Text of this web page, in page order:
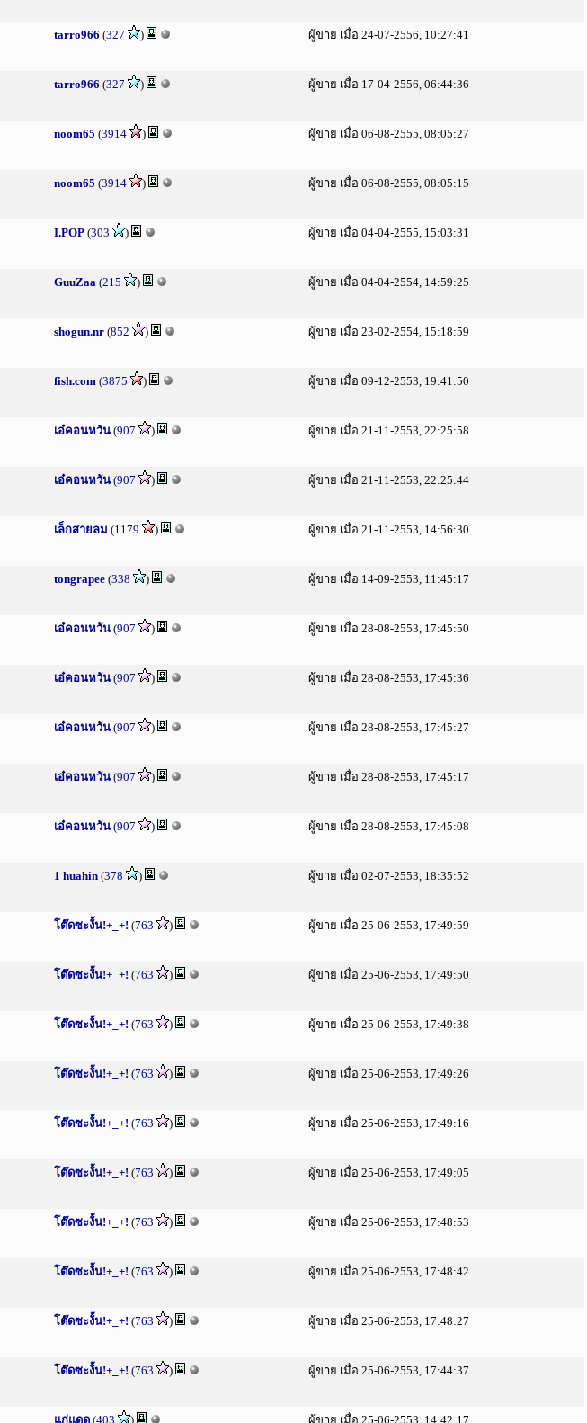
tarro966 (327 ) ผู้ขาย เมื่อ 24-07-2556, 10:27:41
tarro966 (327 ) ผู้ขาย เมื่อ 17-04-2556, 06:44:36
noom65 (3914 ) ผู้ขาย เมื่อ 06-08-2555, 08:05:27
noom65 (3914 ) ผู้ขาย เมื่อ 06-08-2555, 08:05:15
I.POP (303 ) ผู้ขาย เมื่อ 04-04-2555, 15:03:31
GuuZaa (215 ) ผู้ขาย เมื่อ 04-04-2554, 14:59:25
shogun.nr (852 ) ผู้ขาย เมื่อ 23-02-2554, 15:18:59
fish.com (3875 ) ผู้ขาย เมื่อ 09-12-2553, 19:41:50
เอ๋คอนหวัน (907 ) ผู้ขาย เมื่อ 21-11-2553, 22:25:58
เอ๋คอนหวัน (907 ) ผู้ขาย เมื่อ 21-11-2553, 22:25:44
เล็กสายลม (1179 ) ผู้ขาย เมื่อ 21-11-2553, 14:56:30
tongrapee (338 ) ผู้ขาย เมื่อ 14-09-2553, 11:45:17
เอ๋คอนหวัน (907 ) ผู้ขาย เมื่อ 28-08-2553, 17:45:50
เอ๋คอนหวัน (907 ) ผู้ขาย เมื่อ 28-08-2553, 17:45:36
เอ๋คอนหวัน (907 ) ผู้ขาย เมื่อ 28-08-2553, 17:45:27
เอ๋คอนหวัน (907 ) ผู้ขาย เมื่อ 28-08-2553, 17:45:17
เอ๋คอนหวัน (907 ) ผู้ขาย เมื่อ 28-08-2553, 17:45:08
1 huahin (378 ) ผู้ขาย เมื่อ 02-07-2553, 18:35:52
โต๊ดซะงั้น!+_+! (763 ) ผู้ขาย เมื่อ 25-06-2553, 17:49:59
โต๊ดซะงั้น!+_+! (763 ) ผู้ขาย เมื่อ 25-06-2553, 17:49:50
โต๊ดซะงั้น!+_+! (763 ) ผู้ขาย เมื่อ 25-06-2553, 17:49:38
โต๊ดซะงั้น!+_+! (763 ) ผู้ขาย เมื่อ 25-06-2553, 17:49:26
โต๊ดซะงั้น!+_+! (763 ) ผู้ขาย เมื่อ 25-06-2553, 17:49:16
โต๊ดซะงั้น!+_+! (763 ) ผู้ขาย เมื่อ 25-06-2553, 17:49:05
โต๊ดซะงั้น!+_+! (763 ) ผู้ขาย เมื่อ 25-06-2553, 17:48:53
โต๊ดซะงั้น!+_+! (763 ) ผู้ขาย เมื่อ 25-06-2553, 17:48:42
โต๊ดซะงั้น!+_+! (763 ) ผู้ขาย เมื่อ 25-06-2553, 17:48:27
โต๊ดซะงั้น!+_+! (763 ) ผู้ขาย เมื่อ 25-06-2553, 17:44:37
แก่แดด (403 ) ผู้ขาย เมื่อ 25-06-2553, 14:42:17